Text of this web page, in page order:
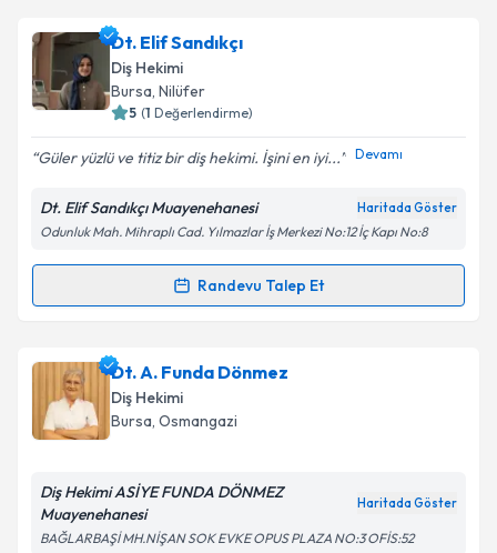
Dt. Burcu Demiriçin randevu takvimi talebi oluşturun.
Size bu uzmandan randevu almanız için bir takvim
hazırlandığında e-posta ile bilgilendireceğiz.
Kişisel verilerimin işlenmesine ilişkinAydınlatma
Metni'ni okudum ve kişisel verilerimin belirtilen
kapsamda işlenmesini kabul ediyorum.
Dt. Elif Sandıkçı
Diş Hekimi
Bursa, Nilüfer
5 (1 Değerlendirme)
Güler yüzlü ve titiz bir diş hekimi. İşini en iyi... Devamı
Dt. Elif Sandıkçı Muayenehanesi Haritada Göster
Odunluk Mah. Mihraplı Cad. Yılmazlar İş Merkezi No:12 İç Kapı No:8
Randevu Talep Et
Randevu Takvimi Talebi
Dt. Elif Sandıkçıiçin randevu takvimi talebi oluşturun.
Size bu uzmandan randevu almanız için bir takvim
hazırlandığında e-posta ile bilgilendireceğiz.
Dt. A. Funda Dönmez
Diş Hekimi
Bursa, Osmangazi
Diş Hekimi ASİYE FUNDA DÖNMEZ
Muayenehanesi
Haritada Göster
BAĞLARBAŞİ MH.NİŞAN SOK EVKE OPUS PLAZA NO:3 OFİS:52